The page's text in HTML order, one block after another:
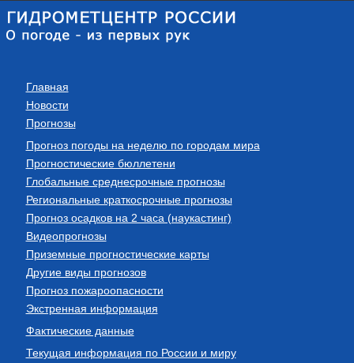
Главная
Новости
Прогнозы
Прогноз погоды на неделю по городам мира
Прогностические бюллетени
Глобальные среднесрочные прогнозы
Региональные краткосрочные прогнозы
Прогноз осадков на 2 часа (наукастинг)
Видеопрогнозы
Приземные прогностические карты
Другие виды прогнозов
Прогноз пожароопасности
Экстренная информация
Фактические данные
Текущая информация по России и миру